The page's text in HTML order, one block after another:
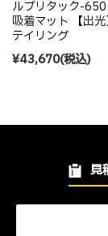
ルブリタック-
吸着マット 【出
テイリング
¥43,670(税込)
見